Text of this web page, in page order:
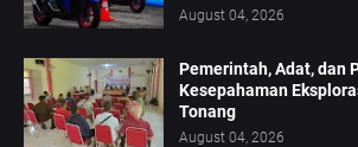
August 04, 2026
Pemerintah, Adat, dan
Kesepahaman
Tonang
August 04, 2026